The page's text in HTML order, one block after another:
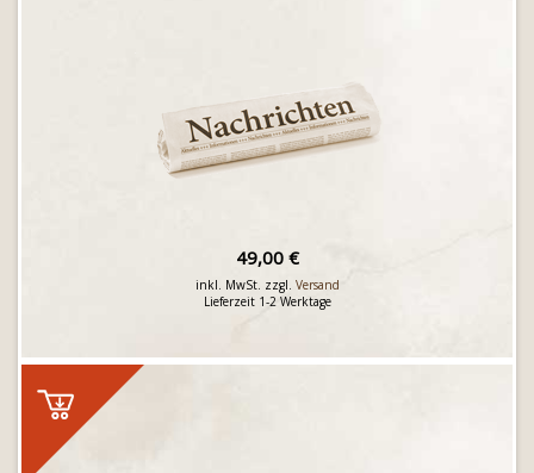
49,00 €
inkl. MwSt. zzgl. Versand
Lieferzeit 1-2 Werktage